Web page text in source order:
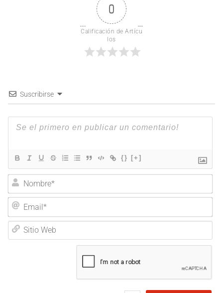
0
Calificación de Artícu
los
Suscribirse
{} [+]
Nombre*
Email*